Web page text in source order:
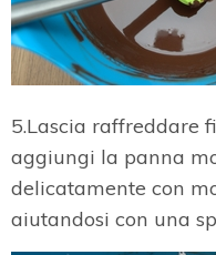
5.Lascia raffreddare
aggiungi la panna
delicatamente con
aiutandosi con una